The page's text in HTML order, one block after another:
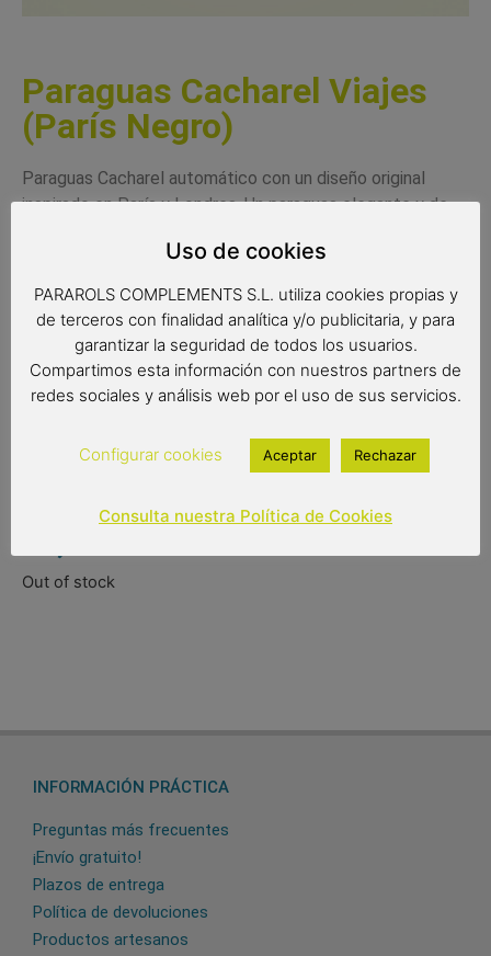
Paraguas Cacharel Viajes
(París Negro)
Paraguas Cacharel automático con un diseño original
inspirado en París y Londres. Un paraguas elegante y de
dos diseños diferentes, París y Londres
Medidas
Radio de tela: 61 cm.
Largo: 86 cm.
Out of stock
INFORMACIÓN PRÁCTICA
Preguntas más frecuentes
¡Envío gratuito!
Plazos de entrega
Política de devoluciones
Productos artesanos
Uso de cookies
PARAROLS COMPLEMENTS S.L. utiliza cookies propias y
de terceros con finalidad analítica y/o publicitaria, y para
garantizar la seguridad de todos los usuarios.
Compartimos esta información con nuestros partners de
redes sociales y análisis web por el uso de sus servicios.
Configurar cookies Aceptar Rechazar
Consulta nuestra Política de Cookies